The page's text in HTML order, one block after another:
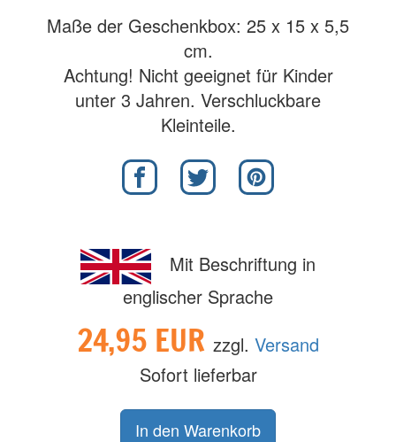
Maße der Geschenkbox: 25 x 15 x 5,5
cm.
Achtung! Nicht geeignet für Kinder
unter 3 Jahren. Verschluckbare
Kleinteile.
Mit Beschriftung in
englischer Sprache
24,95 EUR zzgl. Versand
Sofort lieferbar